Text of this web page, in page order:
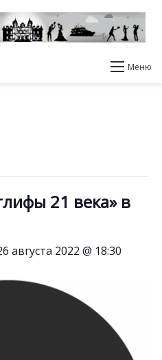
Меню
21 века» в
августа 2022 @ 18:30